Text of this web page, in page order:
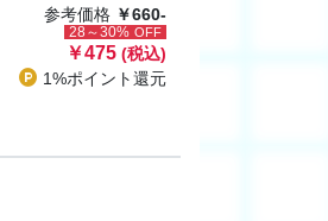
参考価格 ￥660-
28～30% OFF
￥475 (税込)
1%ポイント還元